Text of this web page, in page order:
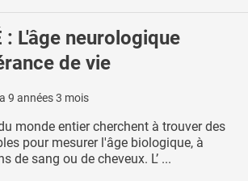
: L'âge neurologique
de vie
9 années 3 mois
monde entier cherchent à trouver des
pour mesurer l'âge biologique, à
de sang ou de cheveux. L’ ...